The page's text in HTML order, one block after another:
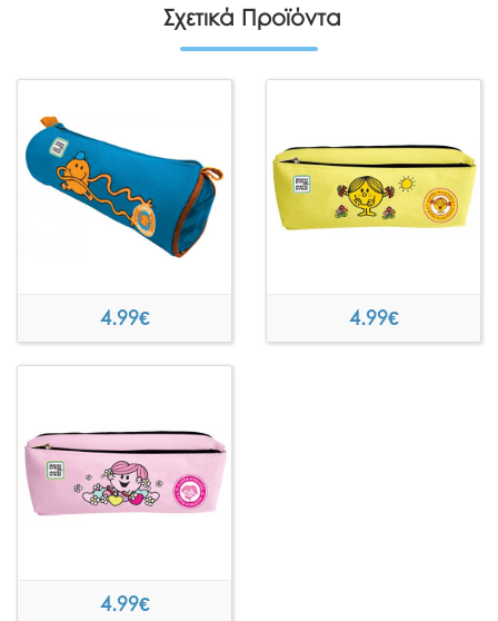
Σχετικά Προϊόντα
4.99€ 4.99€
4.99€